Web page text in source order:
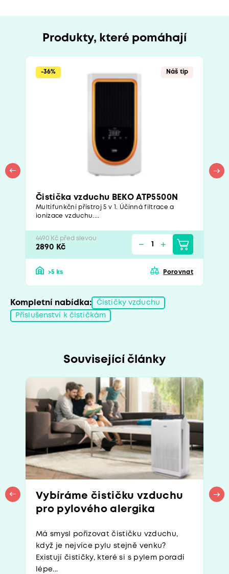
Produkty, které pomáhají
-36% Náš tip
Čistička vzduchu BEKO ATP5500N
Multifunkční přístroj 5 v 1. Účinná filtrace a
ionizace vzduchu....
4490 Kč před slevou
2890 Kč
>5 ks Porovnat
Kompletní nabídka: Čističky vzduchu
Příslušenství k čističkám
Související články
Vybíráme čističku vzduchu
pro pylového alergika
Má smysl pořizovat čističku vzduchu,
když je nejvíce pylu stejně venku?
Existují čističky, které si s pylem poradí
lépe...